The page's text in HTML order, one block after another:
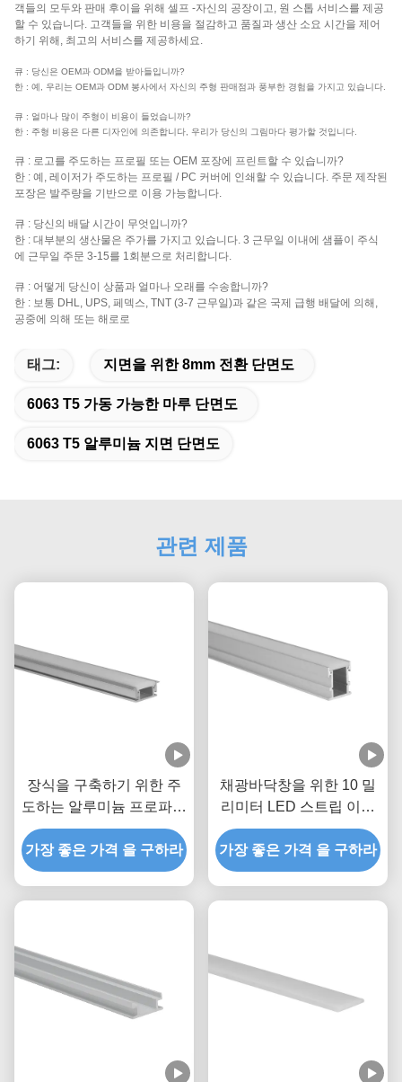
객들의 모두와 판매 후이을 위해 셀프 -자신의 공장이고, 원 스톱 서비스를 제공
할 수 있습니다. 고객들을 위한 비용을 절감하고 품질과 생산 소요 시간을 제어
하기 위해, 최고의 서비스를 제공하세요.
큐 : 당신은 OEM과 ODM을 받아들입니까?
한 : 예, 우리는 OEM과 ODM 봉사에서 자신의 주형 판매점과 풍부한 경험을 가지고 있습니다.
큐 : 얼마나 많이 주형이 비용이 들었습니까?
한 : 주형 비용은 다른 디자인에 의존합니다, 우리가 당신의 그림마다 평가할 것입니다.
큐 : 로고를 주도하는 프로필 또는 OEM 포장에 프린트할 수 있습니까?
한 : 예, 레이저가 주도하는 프로필 / PC 커버에 인쇄할 수 있습니다. 주문 제작된
포장은 발주량을 기반으로 이용 가능합니다.
큐 : 당신의 배달 시간이 무엇입니까?
한 : 대부분의 생산물은 주가를 가지고 있습니다. 3 근무일 이내에 샘플이 주식
에 근무일 주문 3-15를 1회분으로 처리합니다.
큐 : 어떻게 당신이 상품과 얼마나 오래를 수송합니까?
한 : 보통 DHL, UPS, 페덱스, TNT (3-7 근무일)과 같은 국제 급행 배달에 의해,
공중에 의해 또는 해로로
태그: 지면을 위한 8mm 전환 단면도
6063 T5 가동 가능한 마루 단면도
6063 T5 알루미늄 지면 단면도
관련 제품
장식을 구축하기 위한 주
도하는 알루미늄 프로파일
작은 사이즈 W27.5mm
High11mm LED 플로어
프로파일
가장 좋은 가격 을 구하라
채광바닥창을 위한 10 밀
리미터 LED 스트립 이내
에 2M 길이 LED 지하이
프로필 W21mm* H26mm
가장 좋은 가격 을 구하라